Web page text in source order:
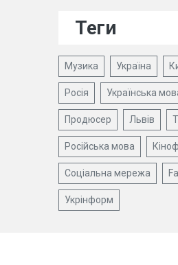
Теги
Музика Україна
Росія Українська
Продюсер Львів
Російська мова
Соціальна мережа
Укрінформ